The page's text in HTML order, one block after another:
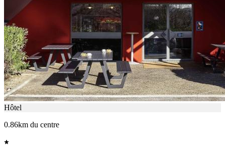
Hôtel
0.86km du centre